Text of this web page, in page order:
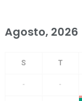
Agosto, 2026
- -